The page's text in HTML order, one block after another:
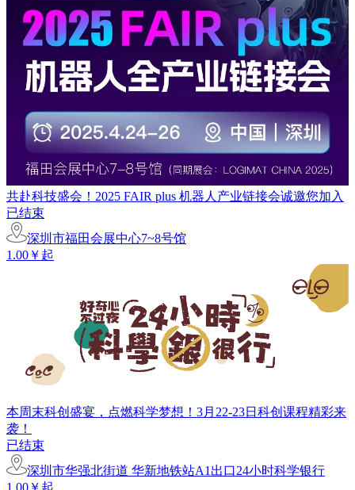
共赴科技盛会！2025 FAIR plus 机器人产业链接会诚邀您加入
已结束
深圳市福田会展中心7~8号馆
1.00￥起
本周末科创盛宴，点燃科学梦想！3月22-23日科创课程精彩来
袭！
已结束
深圳市华强北街道 华新地铁站A1出口24小时科学银行
1.00￥起